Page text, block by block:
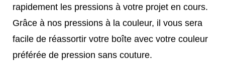
rapidement les pressions à votre projet en cours.
Grâce à nos pressions à la couleur, il vous sera
facile de réassortir votre boîte avec votre couleur
préférée de pression sans couture.